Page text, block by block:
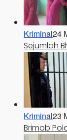
Kriminal24
Sejumlah
Kriminal23
Brimob